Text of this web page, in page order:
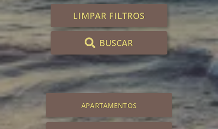
LIMPAR FILTROS
BUSCAR
APARTAMENTOS